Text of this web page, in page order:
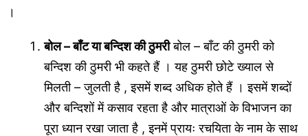
।
बोल – बाँट या बन्दिश की ठुमरीबोल – बाँट की ठुमरी को
बन्दिश की ठुमरी भी कहते हैं । यह ठुमरी छोटे ख्याल से
मिलती – जुलती है , इसमें शब्द अधिक होते हैं । इसमें शब्दों
और बन्दिशों में कसाव रहता है और मात्राओं के विभाजन का
पूरा ध्यान रखा जाता है , इनमें प्रायः रचयिता के नाम के साथ